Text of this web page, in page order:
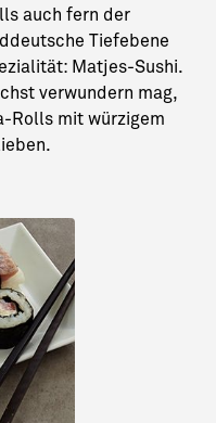
auch fern der
Tiefebene
Matjes-Sushi.
verwundern mag,
Rolls mit würzigem